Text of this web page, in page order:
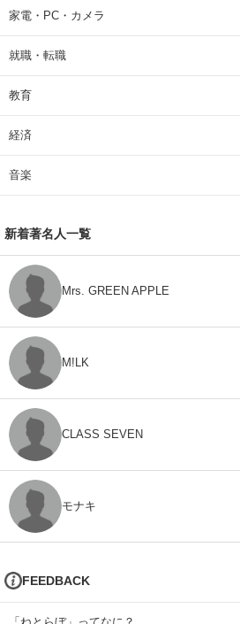
家電・PC・カメラ
就職・転職
教育
経済
音楽
新着著名人一覧
Mrs. GREEN APPLE
M!LK
CLASS SEVEN
モナキ
FEEDBACK